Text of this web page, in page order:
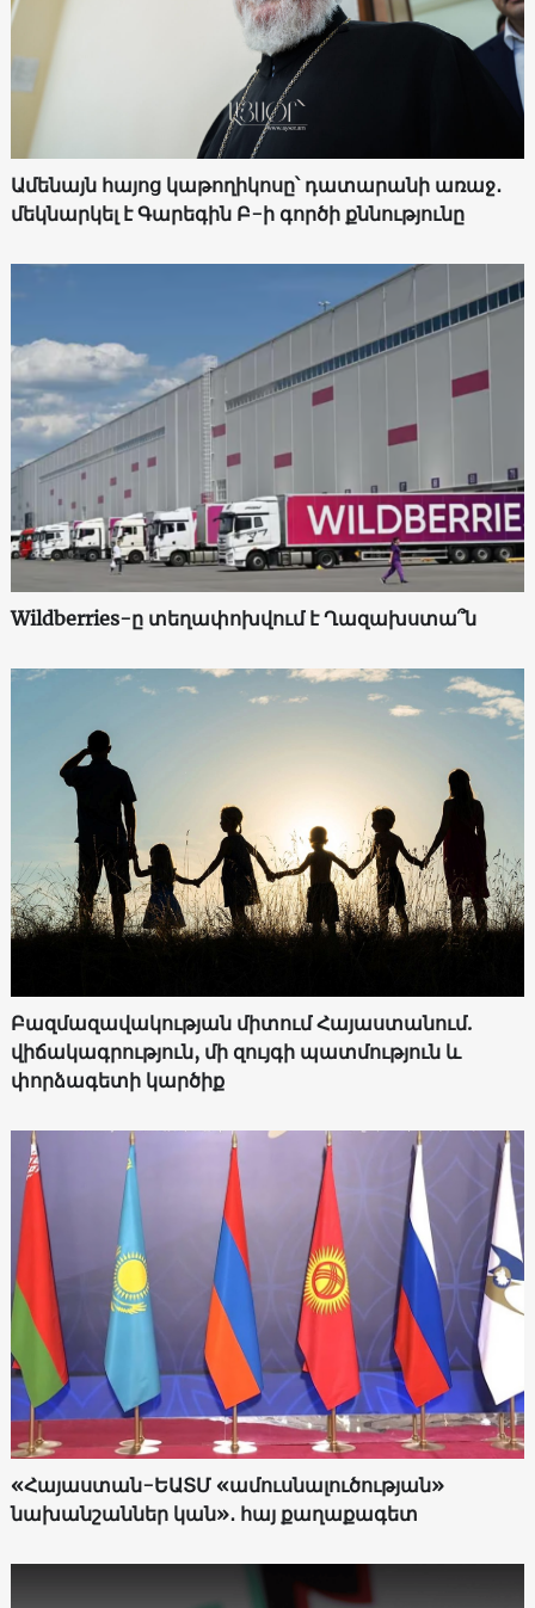
Ամենայն հայոց կաթողիկոսը՝ դատարանի առաջ․
մեկնարկել է Գարեգին Բ-ի գործի քննությունը
Wildberries-ը տեղափոխվում է Ղազախստա՞ն
Բազմազավակության միտում Հայաստանում.
վիճակագրություն, մի զույգի պատմություն և
փորձագետի կարծիք
«Հայաստան-ԵԱՏՄ «ամուսնալուծության»
նախանշաններ կան»․ հայ քաղաքագետ